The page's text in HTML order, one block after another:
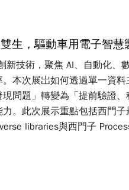
生，驅動車用電子智慧
新技術，聚焦 AI、自動化
本次展岀如何透過單一資
問題」轉變為「提前驗證
。此次展示重點包括西門
libraries與西門子